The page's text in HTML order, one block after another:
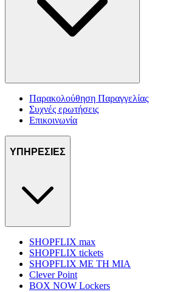
Παρακολούθηση Παραγγελίας
Συχνές ερωτήσεις
Επικοινωνία
ΥΠΗΡΕΣΙΕΣ
SHOPFLIX max
SHOPFLIX tickets
SHOPFLIX ΜΕ ΤΗ ΜΙΑ
Clever Point
BOX NOW Lockers